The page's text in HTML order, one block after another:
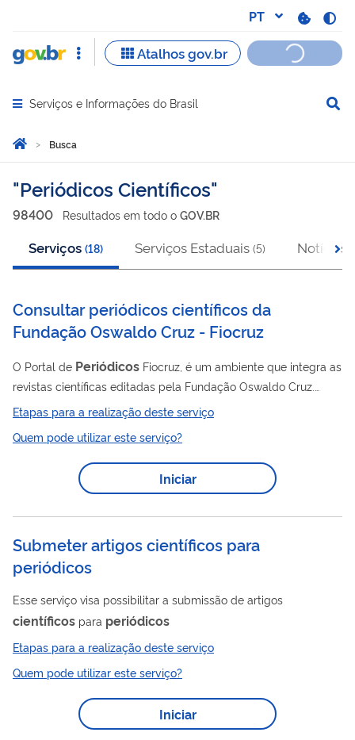
Abrir menu principal de navegação
Serviços e Informações do Brasil
Você está aqui:
Página Inicial
Busca
Busca
Periódicos Científicos
98400 Resultados em todo o GOV.BR
Serviços (18) Serviços Estaduais (5) Notícias
Consultar periódicos científicos da
Fundação Oswaldo Cruz - Fiocruz
O Portal de Periódicos Fiocruz, é um ambiente que integra as
revistas científicas editadas pela Fundação Oswaldo Cruz.
Aqui, você encontra artigos, notícias, entrevistas, vídeos e
infográficos com base na produção científica em saúde num só
lugar. Assim, é mais fácil acompanhar temas do seu interesse
sob diferentes perspectivas e se manter sempre atualizado.
Lançado em março de 2015, o Portal é um importante
Fiocruz. Este é um...
Etapas para a realização deste serviço
Quem pode utilizar este serviço?
Iniciar
Submeter artigos científicos para
periódicos
Esse serviço visa possibilitar a submissão de artigos
científicos para periódicos
Etapas para a realização deste serviço
Quem pode utilizar este serviço?
Iniciar